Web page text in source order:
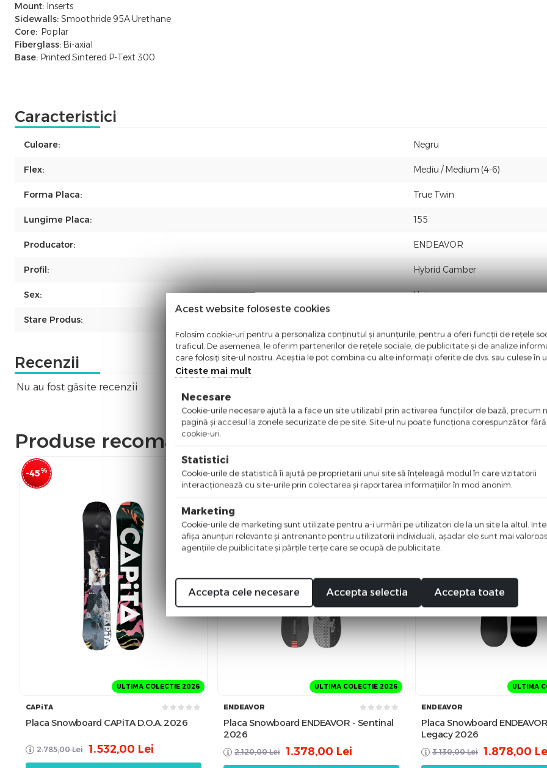
Mount: Inserts
Sidewalls: Smoothride 95A Urethane
Core: Poplar
Fiberglass: Bi-axial
Base: Printed Sintered P-Text 300
Caracteristici
Culoare: Negru
Flex: Mediu / Medium (4-6)
Forma Placa: True Twin
Lungime Placa: 155
Producator: ENDEAVOR
Profil: Hybrid Camber
Sex: Unisex
Stare Produs:
Recenzii
Nu au fost găsite recenzii
Produse recomandate
-45%
ULTIMA COLECTIE 2026
CAPiTA
Placa Snowboard CAPiTA D.O.A. 2026
2.785,00 Lei 1.532,00 Lei
-35%
ULTIMA COLECTIE 2026
ENDEAVOR
Placa Snowboard ENDEAVOR - Sentinal
2026
2.120,00 Lei 1.378,00 Lei
-40%
ULTIMA
ENDEAVOR
Placa Snowboard
Legacy 2026
3.130,00 Lei 1.878,00
Acest website foloseste cookies
Folosim cookie-uri pentru a personaliza conținutul și anunțurile, pentru a oferi funcții de rețele
traficul. De asemenea, le oferim partenerilor de rețele sociale, de publicitate și de analize
care folosiți site-ul nostru. Aceștia le pot combina cu alte informații oferite de dvs. sau culese în
Citeste mai mult
Necesare
Cookie-urile necesare ajută la a face un site utilizabil prin activarea funcţiilor de bază, precum
pagină şi accesul la zonele securizate de pe site. Site-ul nu poate funcţiona corespunzător
cookie-uri.
Statistici
Cookie-urile de statistică îi ajută pe proprietarii unui site să înţeleagă modul în care vizitatorii
interacţionează cu site-urile prin colectarea şi raportarea informaţiilor în mod anonim.
Marketing
Cookie-urile de marketing sunt utilizate pentru a-i urmări pe utilizatori de la un site la altul.
afişa anunţuri relevante şi antrenante pentru utilizatorii individuali, aşadar ele sunt mai
agenţiile de puiblicitate şi părţile terţe care se ocupă de publicitate.
Accepta cele necesare Accepta selectia Accepta toate